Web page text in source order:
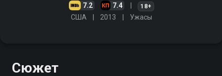
7.2 7.4 18+
США 2013 Ужасы
Сюжет